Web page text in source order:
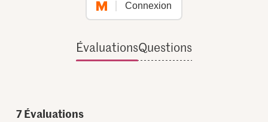
Connexion
ÉvaluationsQuestions
7Évaluations